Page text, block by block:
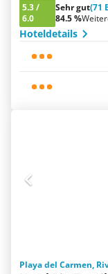
5.3/
6.0
Sehr gut(71
84.5 %
Hoteldetails
Playa del Carmen,